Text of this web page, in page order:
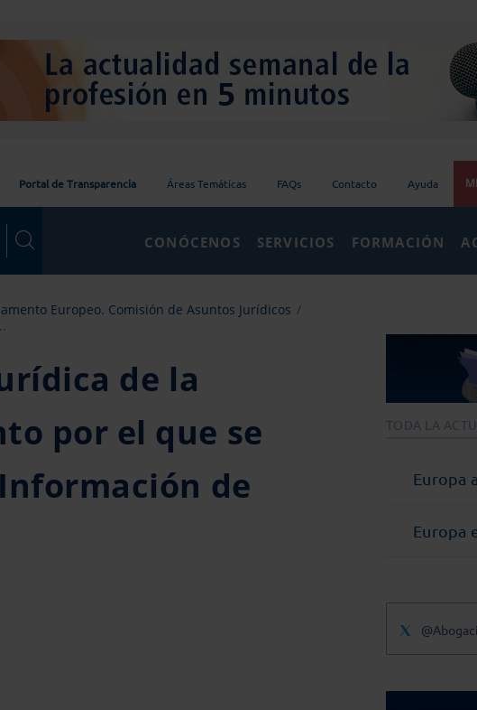
Portal de Transparencia Áreas Temáticas FAQs Contacto Ayuda
CONÓCENOS SERVICIOS FORMACIÓN
Europeo. Comisión de Asuntos Jurídicos
de la
por el que se
de
TODA LA
Europa
Europa